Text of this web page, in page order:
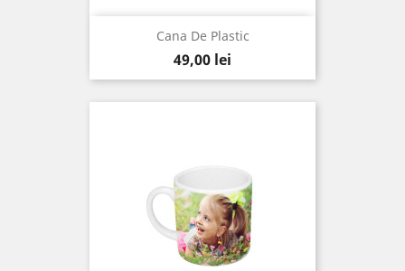
Cana De Plastic
Pret
49,00 lei